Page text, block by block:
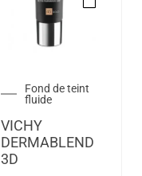
Fond de teint
fluide
VICHY
DERMABLEND
3D